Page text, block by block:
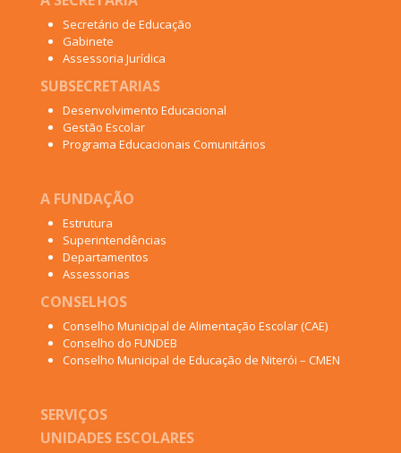
Secretário de Educação
Gabinete
Assessoria Jurídica
SUBSECRETARIAS
Desenvolvimento Educacional
Gestão Escolar
Programa Educacionais Comunitários
A FUNDAÇÃO
Estrutura
Superintendências
Departamentos
Assessorias
CONSELHOS
Conselho Municipal de Alimentação Escolar (CAE)
Conselho do FUNDEB
Conselho Municipal de Educação de Niterói – CMEN
SERVIÇOS
UNIDADES ESCOLARES